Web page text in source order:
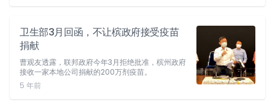
卫生部3月回函，不让槟政府接受疫苗
捐献
曹观友透露，联邦政府今年3月拒绝批准，槟州政府
接收一家本地公司捐献的200万剂疫苗。
5 年前